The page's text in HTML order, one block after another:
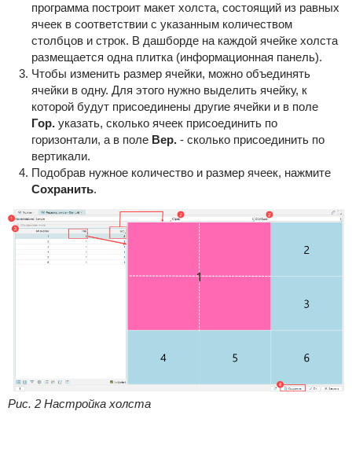
программа построит макет холста, состоящий из равных
ячеек в соответствии с указанным количеством
столбцов и строк. В дашборде на каждой ячейке холста
размещается одна плитка (информационная панель).
Чтобы изменить размер ячейки, можно объединять
ячейки в одну. Для этого нужно выделить ячейку, к
которой будут присоединены другие ячейки и в поле
Гор. указать, сколько ячеек присоединить по
горизонтали, а в поле Вер. - сколько присоединить по
вертикали.
Подобрав нужное количество и размер ячеек, нажмите
Сохранить.
Рис. 2 Настройка холста